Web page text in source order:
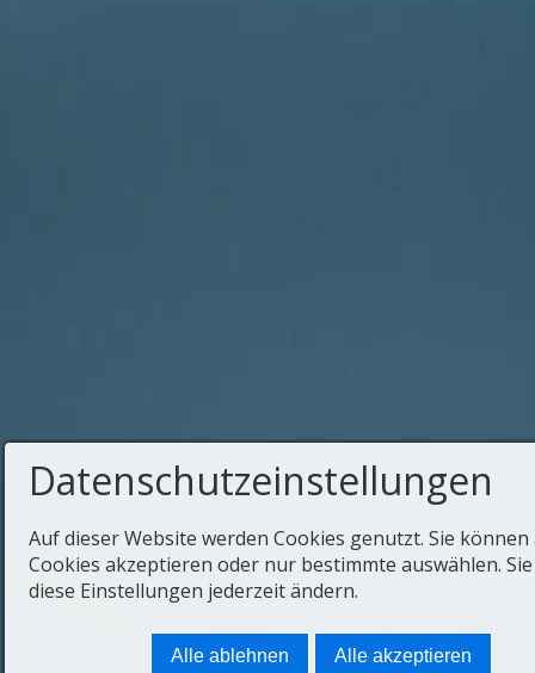
Datenschutzeinstellungen
Auf dieser Website werden Cookies genutzt. Sie können
Cookies akzeptieren oder nur bestimmte auswählen.
diese Einstellungen jederzeit ändern.
Alle ablehnen Alle akzeptieren